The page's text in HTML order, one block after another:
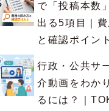
で「投稿本数
出る5項目｜
と確認ポイント
行政・公共サ
介動画をわか
るには？｜